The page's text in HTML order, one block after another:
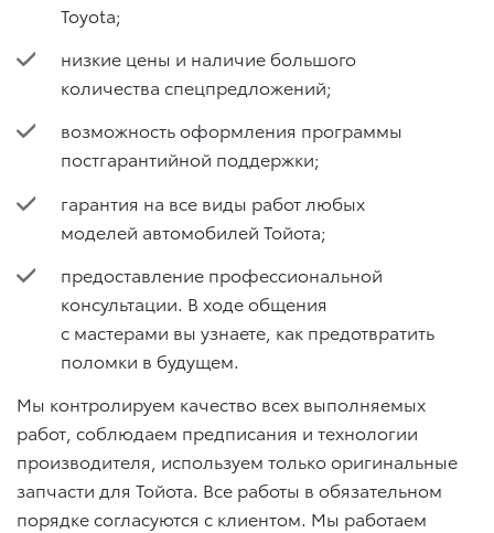
Toyota;
низкие цены и наличие большого
количества спецпредложений;
возможность оформления программы
постгарантийной поддержки;
гарантия на все виды работ любых
моделей автомобилей Тойота;
предоставление профессиональной
консультации. В ходе общения
с мастерами вы узнаете, как предотвратить
поломки в будущем.
Мы контролируем качество всех выполняемых
работ, соблюдаем предписания и технологии
производителя, используем только оригинальные
запчасти для Тойота. Все работы в обязательном
порядке согласуются с клиентом. Мы работаем